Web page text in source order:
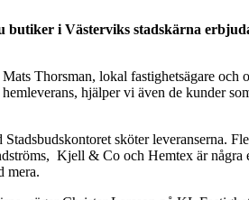
i Västerviks stadskärna
Thorsman, lokal fastighetsägare
hjälper vi även de kunder
sköter leveranserna.
Kjell & Co och Hemtex är några
mera.